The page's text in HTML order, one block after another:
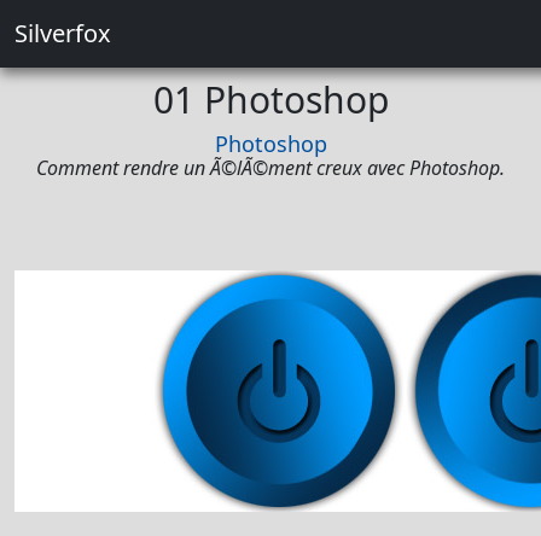
Silverfox
01 Photoshop
Photoshop
Comment rendre un Ã©lÃ©ment creux avec Photoshop.